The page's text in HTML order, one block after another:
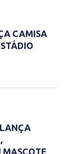
CAMISA
MASCOTE